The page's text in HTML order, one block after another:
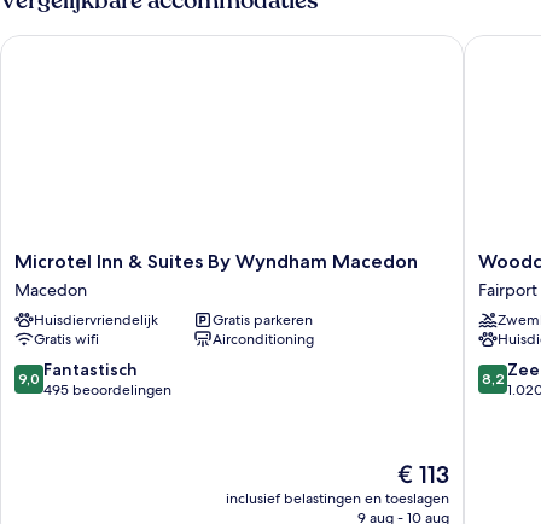
Microtel
Inn
&
Suites
By
Wyndham
Macedon
Microtel Inn & Suites By Wyndham Macedon
Macedon
Huisdiervriendelijk
Gratis parkeren
Gratis wifi
Airconditioning
9.0
van
9,0 Fantastisch
495 beoordelingen
De
prijs
€ 113
inclusief belastingen en toeslagen
9 aug - 10 aug
Microtel Inn & Suites By Wyndham Macedon
Hotel
and
Spa
Fairport
Fairport
8.2
van
8,2